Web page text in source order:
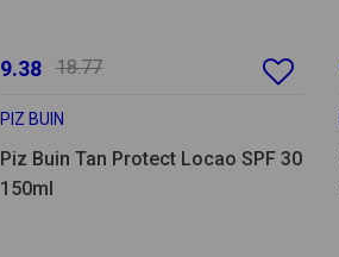
9.38 18.77
PIZ BUIN
Piz Buin Tan Protect Locao SPF 30
150ml